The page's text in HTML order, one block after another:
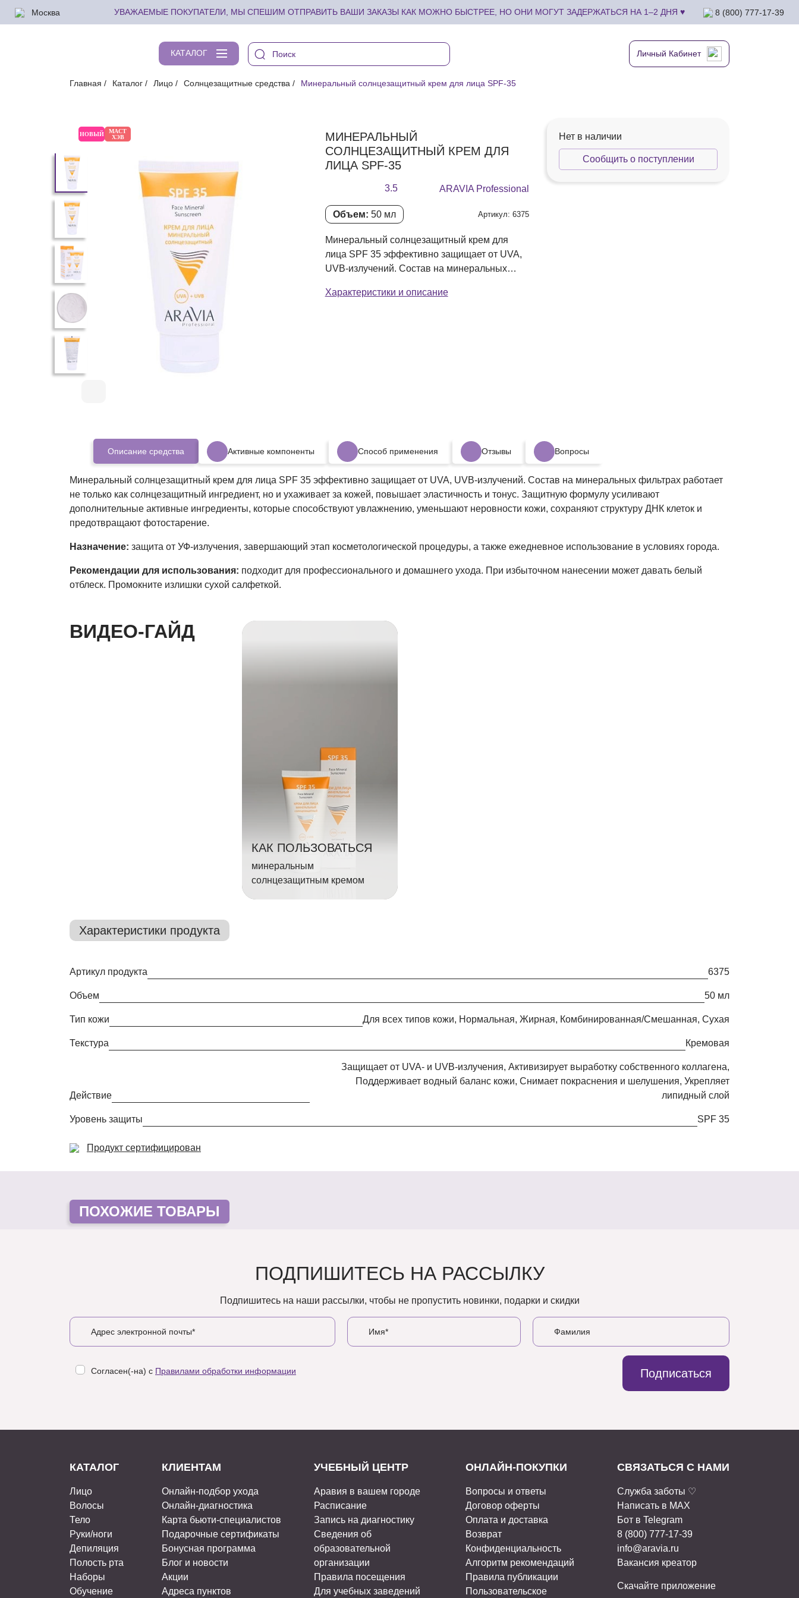
УВАЖАЕМЫЕ ПОКУПАТЕЛИ, МЫ СПЕШИМ ОТПРАВИТЬ ВАШИ ЗАКАЗЫ КАК МОЖНО БЫСТРЕЕ, НО ОНИ МОГУТ ЗАДЕРЖАТЬСЯ НА 1–2 ДНЯ ♥
Москва 8 (800) 777-17-39
КАТАЛОГ Личный Кабинет
Главная Каталог Лицо Солнцезащитные средства Минеральный солнцезащитный крем для лица SPF-35
НОВЫЙ
МАСТ
ХЭВ
МИНЕРАЛЬНЫЙ
СОЛНЦЕЗАЩИТНЫЙ КРЕМ ДЛЯ
ЛИЦА SPF-35
3.5 ARAVIA Professional
Объем: 50 мл Артикул: 6375
Минеральный солнцезащитный крем для
лица SPF 35 эффективно защищает от UVA,
UVB-излучений. Состав на минеральных
Характеристики и описание
Нет в наличии
Сообщить о поступлении
Описание средства Активные компоненты Способ применения Отзывы Вопросы
Минеральный солнцезащитный крем для лица SPF 35 эффективно защищает от UVA, UVB-излучений. Состав на минеральных фильтрах работает
не только как солнцезащитный ингредиент, но и ухаживает за кожей, повышает эластичность и тонус. Защитную формулу усиливают
дополнительные активные ингредиенты, которые способствуют увлажнению, уменьшают неровности кожи, сохраняют структуру ДНК клеток и
предотвращают фотостарение.
Назначение: защита от УФ-излучения, завершающий этап косметологической процедуры, а также ежедневное использование в условиях города.
Рекомендации для использования: подходит для профессионального и домашнего ухода. При избыточном нанесении может давать белый
отблеск. Промокните излишки сухой салфеткой.
ВИДЕО-ГАЙД
КАК ПОЛЬЗОВАТЬСЯ
минеральным
солнцезащитным кремом
Характеристики продукта
Артикул продукта 6375
Объем 50 мл
Тип кожи Для всех типов кожи, Нормальная, Жирная, Комбинированная/Смешанная, Сухая
Текстура кремовая
Действие
Защищает от UVA- и UVB-излучения, Активизирует выработку собственного коллагена,
Поддерживает водный баланс кожи, Снимает покраснения и шелушения, Укрепляет
липидный слой
Уровень защиты SPF 35
Продукт сертифицирован
ПОХОЖИЕ ТОВАРЫ
ПОДПИШИТЕСЬ НА РАССЫЛКУ
Подпишитесь на наши рассылки, чтобы не пропустить новинки, подарки и скидки
Согласен(-на) с Правилами обработки информации Подписаться
КАТАЛОГ
Лицо
Волосы
Тело
Руки/ноги
Депиляция
Полость рта
Наборы
Обучение
КЛИЕНТАМ
Онлайн-подбор ухода
Онлайн-диагностика
Карта бьюти-специалистов
Подарочные сертификаты
Бонусная программа
Блог и новости
Акции
Адреса пунктов
УЧЕБНЫЙ ЦЕНТР
Аравия в вашем городе
Расписание
Запись на диагностику
Сведения об
образовательной
организации
Правила посещения
Для учебных заведений
ОНЛАЙН-ПОКУПКИ
Вопросы и ответы
Договор оферты
Оплата и доставка
Возврат
Конфиденциальность
Алгоритм рекомендаций
Правила публикации
Пользовательское
СВЯЗАТЬСЯ С НАМИ
Служба заботы ♡
Написать в MAX
Бот в Telegram
8 (800) 777-17-39
info@aravia.ru
Вакансия креатор
Скачайте приложение